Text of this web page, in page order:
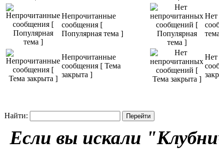
Непрочитанные
сообщения [
Популярная тема ]
Нет
Непрочитанные
сообщения [ Тема
закрыта ]
Нет
Найти:
Если вы искали